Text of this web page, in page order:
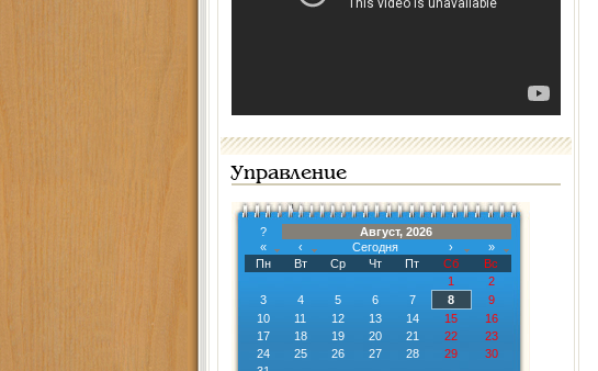
Управление
?
Август, 2026
«
‹ Сегодня ›
»
Пн
Вт Ср Чт Пт Сб
Вс
1
2
3
4 5 6 7 8
9
10
11 12 13 14 15
16
17
18 19 20 21 22
23
24
25 26 27 28 29
30